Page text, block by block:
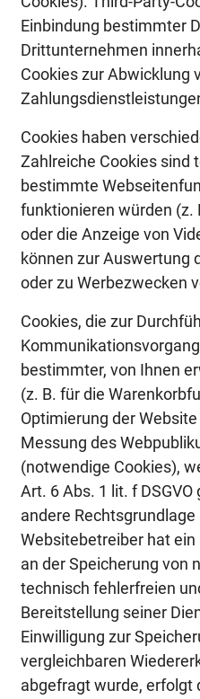
Einbindung bestimmter
Drittunternehmen
Cookies zur Abwicklung
Cookies haben
Zahlreiche Cookies sind
bestimmte
funktionieren würden (z.
oder die Anzeige von
können zur Auswertung
oder zu Werbezwecken
Cookies, die zur
bestimmter, von Ihnen
(z. B. für die
Optimierung der
Messung des
(notwendige Cookies),
Art. 6 Abs. 1 lit. f
andere
Websitebetreiber hat
an der Speicherung von
technisch fehlerfreien
Bereitstellung seiner
Einwilligung zur
vergleichbaren
abgefragt wurde, erfolgt